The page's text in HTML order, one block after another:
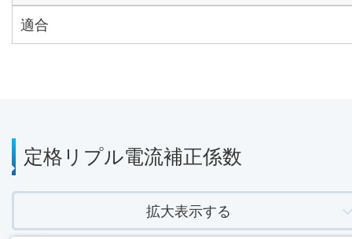
適合
定格リプル電流補正係数
拡大表示する